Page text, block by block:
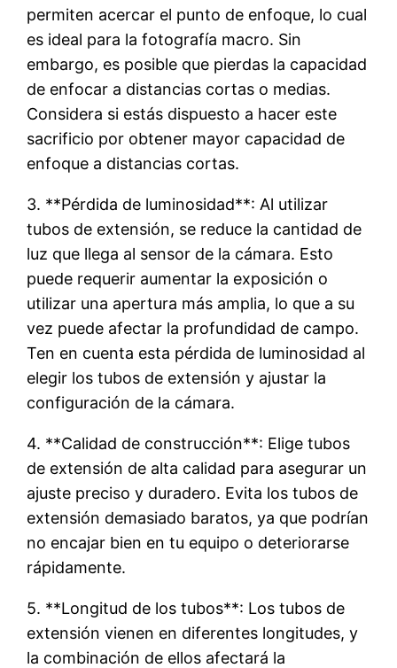
permiten acercar el punto de enfoque, lo cual
es ideal para la fotografía macro. Sin
embargo, es posible que pierdas la capacidad
de enfocar a distancias cortas o medias.
Considera si estás dispuesto a hacer este
sacrificio por obtener mayor capacidad de
enfoque a distancias cortas.
3. **Pérdida de luminosidad**: Al utilizar
tubos de extensión, se reduce la cantidad de
luz que llega al sensor de la cámara. Esto
puede requerir aumentar la exposición o
utilizar una apertura más amplia, lo que a su
vez puede afectar la profundidad de campo.
Ten en cuenta esta pérdida de luminosidad al
elegir los tubos de extensión y ajustar la
configuración de la cámara.
4. **Calidad de construcción**: Elige tubos
de extensión de alta calidad para asegurar un
ajuste preciso y duradero. Evita los tubos de
extensión demasiado baratos, ya que podrían
no encajar bien en tu equipo o deteriorarse
rápidamente.
5. **Longitud de los tubos**: Los tubos de
extensión vienen en diferentes longitudes, y
la combinación de ellos afectará la